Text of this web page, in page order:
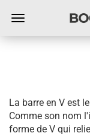
La barre en V est
Comme son nom
forme de V qui